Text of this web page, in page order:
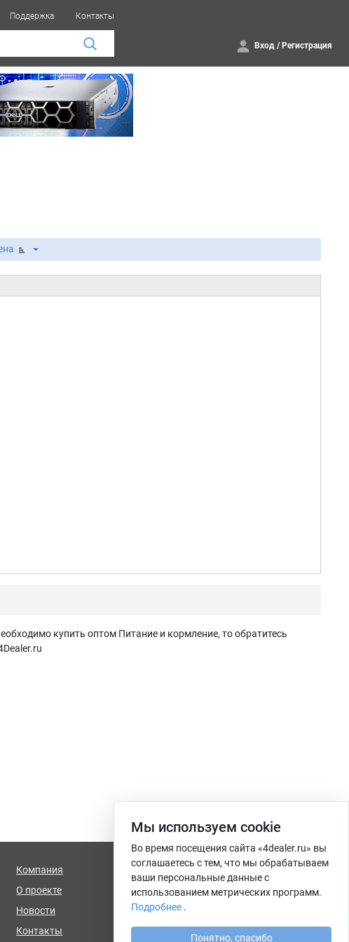
Поддержка Контакты
Вход / Регистрация
купить оптом Питание и кормление, то обратитесь
Компания
О проекте
Новости
Контакты
info@4dealer.ru
Калининград, ул. Комсомольская,
дом 61, офис 4
Мы используем сookie
Во время посещения сайта «4dealer.ru» вы
соглашаетесь с тем, что мы обрабатываем
ваши персональные данные с
использованием метрических программ.
Подробнее .
Понятно, спасибо